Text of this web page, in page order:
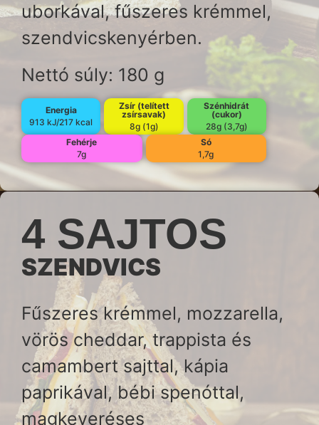
uborkával, fűszeres krémmel,
szendvicskenyérben.
Nettó súly: 180 g
Energia
913 kJ/217 kcal
Zsír (telített
zsírsavak)
8g (1g)
Szénhidrát
(cukor)
28g (3,7g)
Fehérje
7g
Só
1,7g
4 SAJTOS
SZENDVICS
Fűszeres krémmel, mozzarella,
vörös cheddar, trappista és
camambert sajttal, kápia
paprikával, bébi spenóttal,
magkeveréses